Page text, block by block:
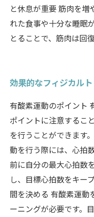
と休息が重要 筋肉を
れた食事や十分な睡眠
とることで、筋肉は回
効果的なフィジカル
有酸素運動のポイント
ポイントに注意するこ
を行うことができます
動を行う際には、心拍
前に自分の最大心拍数
し、目標心拍数をキー
間を決める 有酸素運動
ーニングが必要です。